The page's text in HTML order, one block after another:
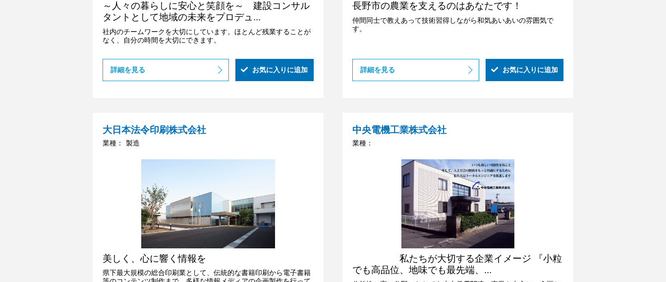
～人々の暮らしに安心と笑顔を～ 建設コンサル
タントとして地域の未来をプロデュ...
社内のチームワークを大切にしています。ほとんど残業することが
なく、自分の時間を大切にできます。
詳細を見る お気に入りに追加
長野市の農業を支えるのはあなたです！
仲間同士で教えあって技術習得しながら和気あいあいの雰囲気で
す。
詳細を見る お気に入りに追加
大日本法令印刷株式会社
業種： 製造
美しく、心に響く情報を
県下最大規模の総合印刷業として、伝統的な書籍印刷から電子書籍
中央電機工業株式会社
業種：
私たちが大切する企業イメージ 『小粒
でも高品位、地味でも最先端、...